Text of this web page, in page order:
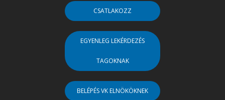
CSATLAKOZZ
EGYENLEG LEKÉRDEZÉS
TAGOKNAK
BELÉPÉS VK ELNÖKÖKNEK